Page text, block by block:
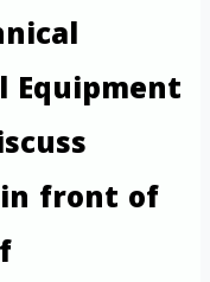
front of